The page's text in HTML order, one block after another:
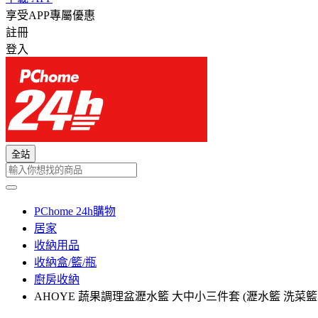
享受APP專屬優惠
註冊
登入
全站
PChome 24h購物
居家
收納用品
收納盒/籃/瓶
廚房收納
AHOYE 蔬果調理盆瀝水籃 大中小三件套 (瀝水籃 洗菜